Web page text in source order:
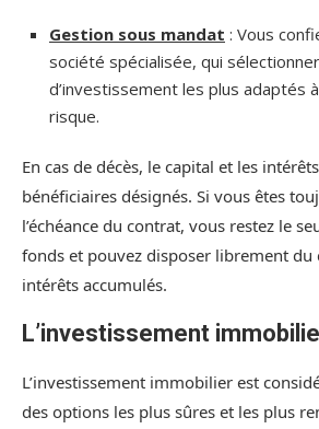
Gestion sous mandat : Vous
société spécialisée, qui
d’investissement les plus adaptés
risque.
En cas de décès, le capital et les
bénéficiaires désignés. Si vous êtes
l’échéance du contrat, vous restez le
fonds et pouvez disposer librement du
intérêts accumulés.
L’investissement
L’investissement immobilier est
des options les plus sûres et les plus